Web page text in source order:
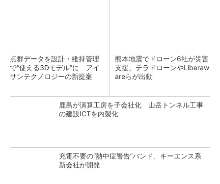
点群データを設計・維持管理
で“使える3Dモデル”に アイ
サンテクノロジーの新提案
熊本地震でドローン6社が災害
支援、テラドローンやLiberaw
areらが出動
鹿島が演算工房を子会社化 山岳トンネル工事
の建設ICTを内製化
充電不要の“熱中症警告”バンド、キーエンス系
新会社が開発